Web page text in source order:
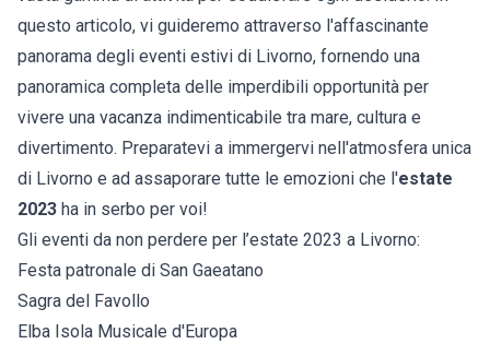
questo articolo, vi guideremo attraverso l'affascinante
panorama degli eventi estivi di Livorno, fornendo una
panoramica completa delle imperdibili opportunità per
vivere una vacanza indimenticabile tra mare, cultura e
divertimento. Preparatevi a immergervi nell'atmosfera unica
di Livorno e ad assaporare tutte le emozioni che l'estate
2023 ha in serbo per voi!
Gli eventi da non perdere per l’estate 2023 a Livorno:
Festa patronale di San Gaeatano
Sagra del Favollo
Elba Isola Musicale d'Europa